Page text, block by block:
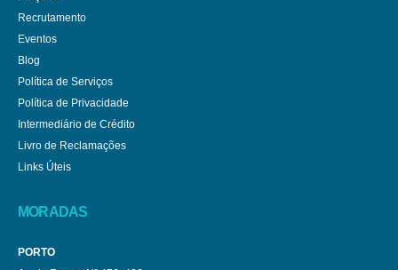
Recrutamento
Eventos
Blog
Política de Serviços
Política de Privacidade
Intermediário de Crédito
Livro de Reclamações
Links Úteis
MORADAS
PORTO